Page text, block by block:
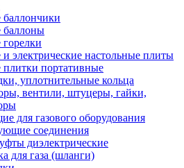
баллончики
баллоны
горелки
и электрические настольные плиты
плитки портативные
уплотнительные кольца
вентили, штуцеры, гайки,
для газового оборудования
соединения
диэлектрические
для газа (шланги)